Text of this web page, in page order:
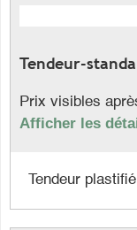
Tendeur-
Prix visibles
Afficher les
Tendeur